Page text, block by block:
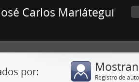
Carlos Mariátegui
por:
Registro de